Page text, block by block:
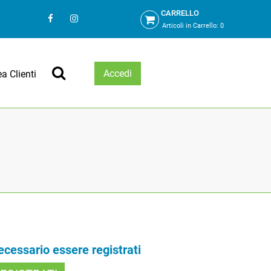
CARRELLO
Articoli in Carrello:0
Clienti Accedi
essere registrati